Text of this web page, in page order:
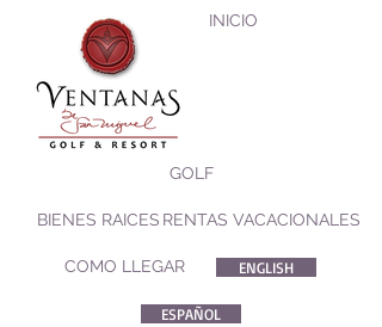
INICIO
GOLF
BIENES RAICES RENTAS VACACIONALES
COMO LLEGAR ENGLISH
ESPAÑOL